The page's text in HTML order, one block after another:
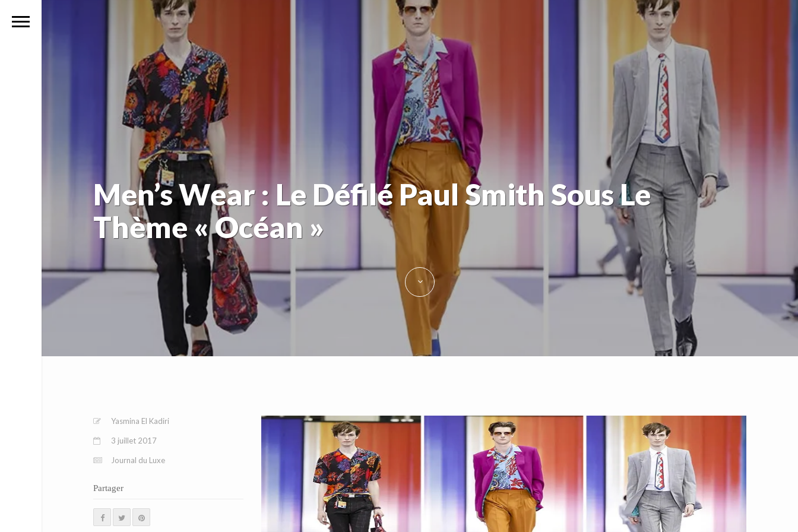
Men’s Wear : Le Défilé Paul Smith Sous Le
Thème « Océan »
Yasmina El Kadiri
3 juillet 2017
Journal du Luxe
Partager